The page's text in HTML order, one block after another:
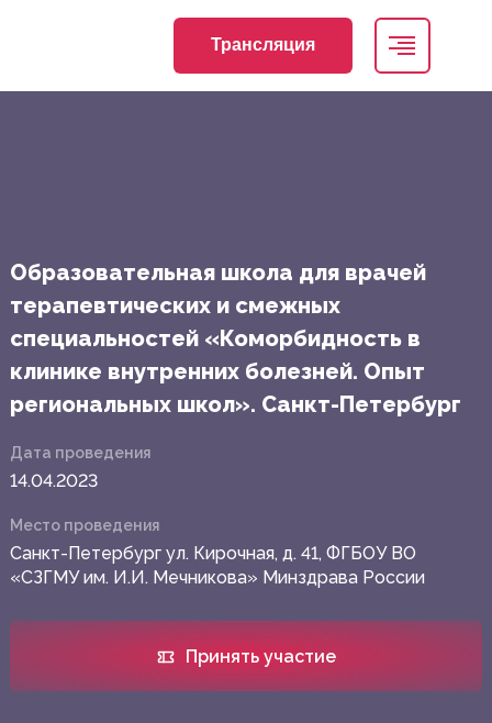
Трансляция
Образовательная школа для врачей
терапевтических и смежных
специальностей «Коморбидность в
клинике внутренних болезней. Опыт
региональных школ». Санкт-Петербург
Дата проведения
14.04.2023
Место проведения
Санкт-Петербург ул. Кирочная, д. 41, ФГБОУ ВО
«СЗГМУ им. И.И. Мечникова» Минздрава России
Принять участие